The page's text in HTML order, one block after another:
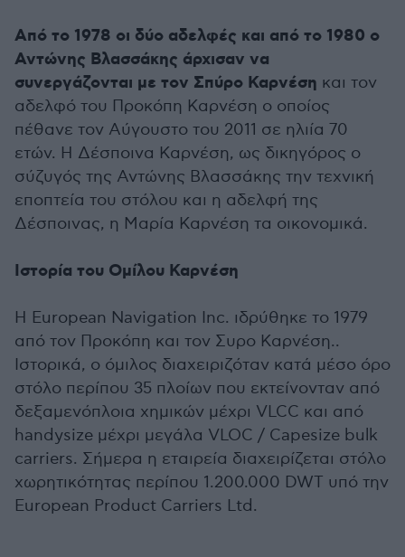
Από το 1978 οι δύο αδελφές και από το 1980 ο
Αντώνης Βλασσάκης άρχισαν να
συνεργάζονται με τον Σπύρο Καρνέση και τον
αδελφό του Προκόπη Καρνέση ο οποίος
πέθανε τον Αύγουστο του 2011 σε ηλιία 70
ετών. Η Δέσποινα Καρνέση, ως δικηγόρος ο
σύζυγός της Αντώνης Βλασσάκης την τεχνική
εποπτεία του στόλου και η αδελφή της
Δέσποινας, η Μαρία Καρνέση τα οικονομικά.
Ιστορία του Ομίλου Καρνέση
Η European Navigation Inc. ιδρύθηκε το 1979
από τον Προκόπη και τον Συρο Καρνέση..
Ιστορικά, ο όμιλος διαχειριζόταν κατά μέσο όρο
στόλο περίπου 35 πλοίων που εκτείνονταν από
δεξαμενόπλοια χημικών μέχρι VLCC και από
handysize μέχρι μεγάλα VLOC / Capesize bulk
carriers. Σήμερα η εταιρεία διαχειρίζεται στόλο
χωρητικότητας περίπου 1.200.000 DWT υπό την
European Product Carriers Ltd.